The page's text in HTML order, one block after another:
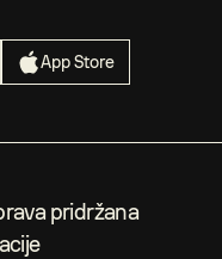
App Store
pridržana